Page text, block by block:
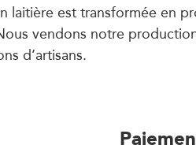
laitière est transformée en
vendons notre
d’artisans.